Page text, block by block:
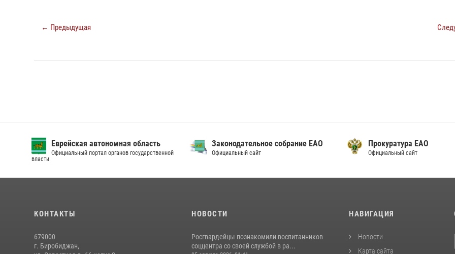
← Предыдущая
Еврейская автономная область
Официальный портал органов государственной
власти
Законодательное собрание ЕАО
Официальный сайт
Прокуратура ЕАО
Официальный сайт
КОНТАКТЫ
679000
г. Биробиджан,
НОВОСТИ
Росгвардейцы познакомили воспитанников
соццентра со своей службой в ра...
НАВИГАЦИЯ
Новости
Карта сайта